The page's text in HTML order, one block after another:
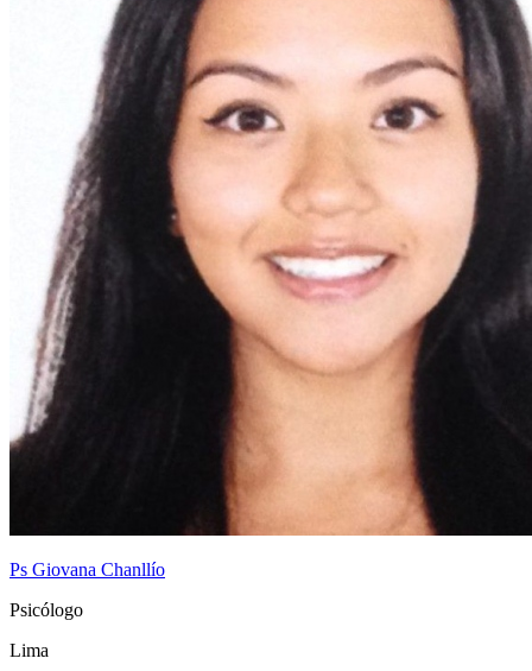
Ps Giovana Chanllío
Psicólogo
Lima